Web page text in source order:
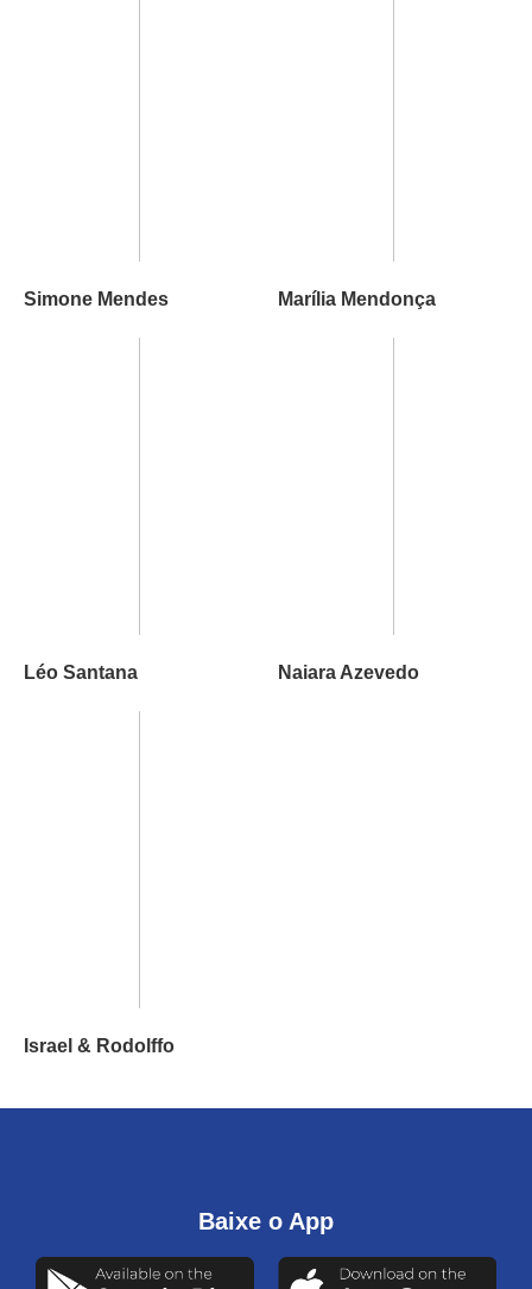
Simone Mendes Marília Mendonça
Léo Santana Naiara Azevedo
Israel & Rodolffo
Baixe o App